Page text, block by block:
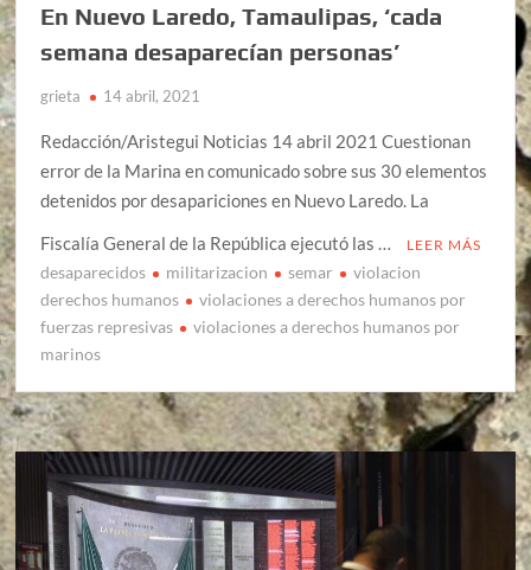
En Nuevo Laredo, Tamaulipas, ‘cada
semana desaparecían personas’
grieta 14 abril, 2021
Redacción/Aristegui Noticias 14 abril 2021 Cuestionan
error de la Marina en comunicado sobre sus 30 elementos
detenidos por desapariciones en Nuevo Laredo. La
Fiscalía General de la República ejecutó las …
LEER MÁS
desaparecidos militarizacion semar
violacion
derechos humanos
violaciones a derechos humanos por
fuerzas represivas
violaciones a derechos humanos por
marinos